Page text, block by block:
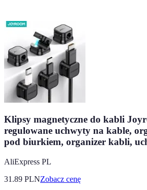
Klipsy magnetyczne do kabli
regulowane uchwyty na kable,
pod biurkiem, organizer kabli,
AliExpress PL
31.89 PLNZobacz cenę